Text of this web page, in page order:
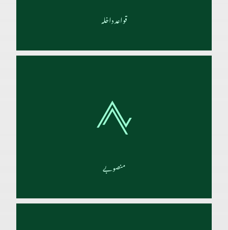
قواعد داخلہ
کر عالمیہ (السنۃ الثانیۃ) یعنی دورہ حدیث پر ختم ہوتی ہے، یہ کل آٹھ سال کا دورانیہ ہوتا
ہے۔ اس میں داخلے کے لئے میٹرک پاس ہونا ضروری ہے۔
منصوبے